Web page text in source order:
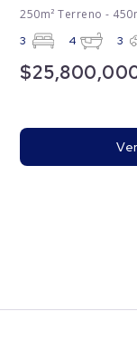
250m² Terreno -
3 4 3